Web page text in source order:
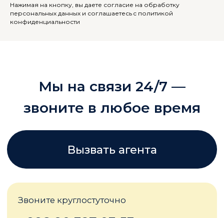
Нажимая на кнопку, вы даете согласие на обработку
персональных данных и соглашаетесь c политикой
конфиденциальности